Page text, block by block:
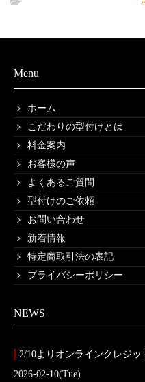
Menu
ホーム
こだわりの型付けとは
料金案内
お客様の声
よくあるご質問
型付けのご依頼
お問い合わせ
新着情報
特定商取引法の表記
プライバシーポリシー
NEWS
2/10よりオンラインクレジッ
2026-02-10(Tue)